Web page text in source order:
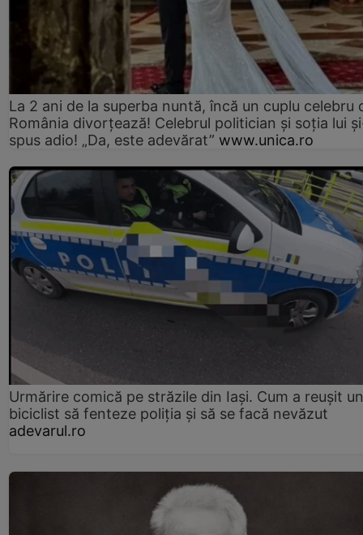
La 2 ani de la superba nuntă, încă un cuplu celebru
România divorțează! Celebrul politician și soția lui
spus adio! „Da, este adevărat” www.unica.ro
Urmărire comică pe străzile din Iași. Cum a reușit un
biciclist să fenteze poliția și să se facă nevăzut
adevarul.ro